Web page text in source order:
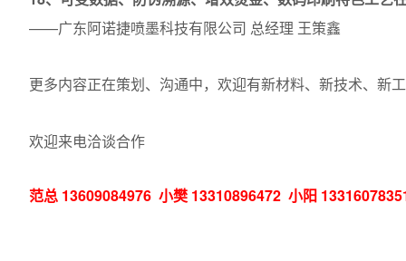
——广东阿诺捷喷墨科技有限公司 总经理 王策鑫
更多内容正在策划、沟通中，欢迎有新材料、新技术、新工
欢迎来电洽谈合作
范总 13609084976 小樊 13310896472 小阳